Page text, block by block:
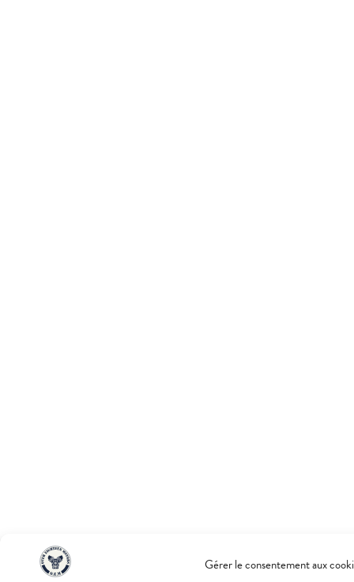
Gérer le consentement aux